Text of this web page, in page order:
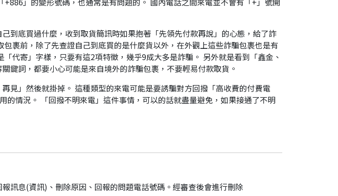
到底買過什麼，收到取貨簡訊時如果抱著「先領先付款再說」的心態，給了詐
裹前，除了先查證自己到底買的是什麼貨以外，在外觀上這些詐騙包裹也是有
代寄」字樣，只要有這2項特徵，幾乎9成大多是詐騙。 另外就是看到「鑫金、
鍵詞，都要小心可能是來自境外的詐騙包裹，不要輕易付款取貨。
見」然後就掛掉。 這種類型的來電可能是要誘騙對方回撥「高收費的付費電
情況。 「回撥不明來電」這件事情，可以的話就盡量避免，如果接通了不明
報訊息(資訊)、刪除原因、回報的問題電話號碼。經審查後會進行刪除